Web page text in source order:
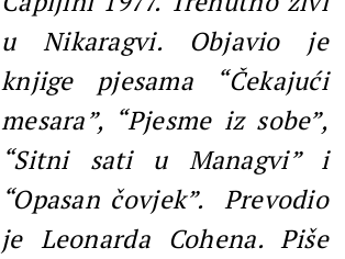
u Nikaragvi. Objavio je
knjige pjesama “Čekajući
mesara”, “Pjesme iz sobe”,
“Sitni sati u Managvi” i
“Opasan čovjek”. Prevodio
je Leonarda Cohena. Piše